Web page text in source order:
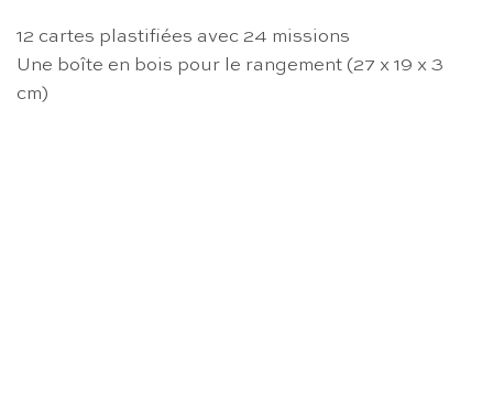
12 cartes plastifiées avec 24 missions
Une boîte en bois pour le rangement (27 x 19 x 3
cm)